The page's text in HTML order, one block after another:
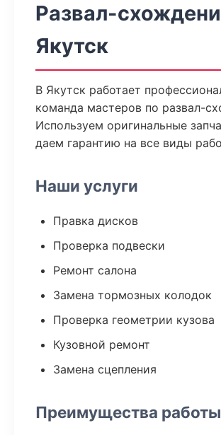
Развал-
Якутск
В Якутск работает
команда мастеров по развал-
Используем оригинальные
даем гарантию на все виды
Наши услуги
Правка дисков
Проверка подвески
Ремонт салона
Замена тормозных колодок
Проверка геометрии кузова
Кузовной ремонт
Замена сцепления
Преимущества